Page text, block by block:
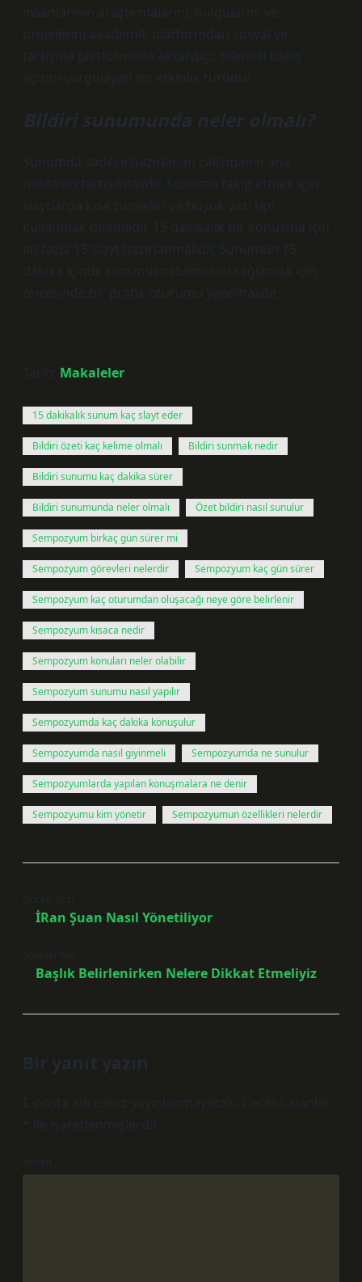
insanlarının araştırmalarını, bulgularını ve
projelerini akademik platformdan sosyal ve
tartışma platformuna aktardığı, bilimsel bakış
açısını vurgulayan bir etkinlik türüdür.
Bildiri sunumunda neler olmalı?
Sunumda sadece hazırlanan çalışmanın ana
noktaları tartışılmalıdır. Sunumu takip etmek için
slaytlarda kısa cümleler ve büyük yazı tipi
kullanmak önemlidir. 15 dakikalık bir konuşma için
en fazla 15 slayt hazırlanmalıdır. Sunumun 15
dakika içinde tamamlanabilmesini sağlamak için
öncesinde bir pratik oturumu yapılmalıdır.
Tarih: Makaleler
15 dakikalık sunum kaç slayt eder
Bildiri özeti kaç kelime olmalı Bildiri sunmak nedir
Bildiri sunumu kaç dakika sürer
Bildiri sunumunda neler olmalı Özet bildiri nasıl sunulur
Sempozyum birkaç gün sürer mi
Sempozyum görevleri nelerdir Sempozyum kaç gün sürer
Sempozyum kaç oturumdan oluşacağı neye göre belirlenir
Sempozyum kısaca nedir
Sempozyum konuları neler olabilir
Sempozyum sunumu nasıl yapılır
Sempozyumda kaç dakika konuşulur
Sempozyumda nasıl giyinmeli Sempozyumda ne sunulur
Sempozyumlarda yapılan konuşmalara ne denir
Sempozyumu kim yönetir Sempozyumun özellikleri nelerdir
Önceki Yazı
İRan Şuan Nasıl Yönetiliyor
Sonraki Yazı
Başlık Belirlenirken Nelere Dikkat Etmeliyiz
Bir yanıt yazın
E-posta adresiniz yayınlanmayacak. Gerekli alanlar
*
ile işaretlenmişlerdir
Yorum